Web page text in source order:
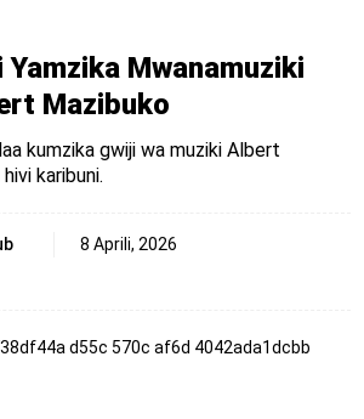
Mwanamuziki
Mazibuko
kumzika gwiji wa muziki Albert
karibuni.
8 Aprili, 2026